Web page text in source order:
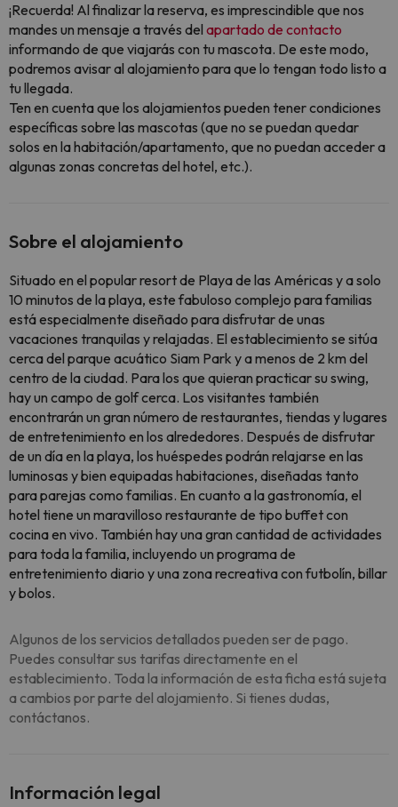
¡Recuerda! Al finalizar la reserva, es imprescindible que nos
mandes un mensaje a través del apartado de contacto
informando de que viajarás con tu mascota. De este modo,
podremos avisar al alojamiento para que lo tengan todo listo a
tu llegada.
Ten en cuenta que los alojamientos pueden tener condiciones
específicas sobre las mascotas (que no se puedan quedar
solos en la habitación/apartamento, que no puedan acceder a
algunas zonas concretas del hotel, etc.).
Sobre el alojamiento
Situado en el popular resort de Playa de las Américas y a solo
10 minutos de la playa, este fabuloso complejo para familias
está especialmente diseñado para disfrutar de unas
vacaciones tranquilas y relajadas. El establecimiento se sitúa
cerca del parque acuático Siam Park y a menos de 2 km del
centro de la ciudad. Para los que quieran practicar su swing,
hay un campo de golf cerca. Los visitantes también
encontrarán un gran número de restaurantes, tiendas y lugares
de entretenimiento en los alrededores. Después de disfrutar
de un día en la playa, los huéspedes podrán relajarse en las
luminosas y bien equipadas habitaciones, diseñadas tanto
para parejas como familias. En cuanto a la gastronomía, el
hotel tiene un maravilloso restaurante de tipo buffet con
cocina en vivo. También hay una gran cantidad de actividades
para toda la familia, incluyendo un programa de
entretenimiento diario y una zona recreativa con futbolín, billar
y bolos.
Algunos de los servicios detallados pueden ser de pago.
Puedes consultar sus tarifas directamente en el
establecimiento. Toda la información de esta ficha está sujeta
a cambios por parte del alojamiento. Si tienes dudas,
contáctanos.
Información legal